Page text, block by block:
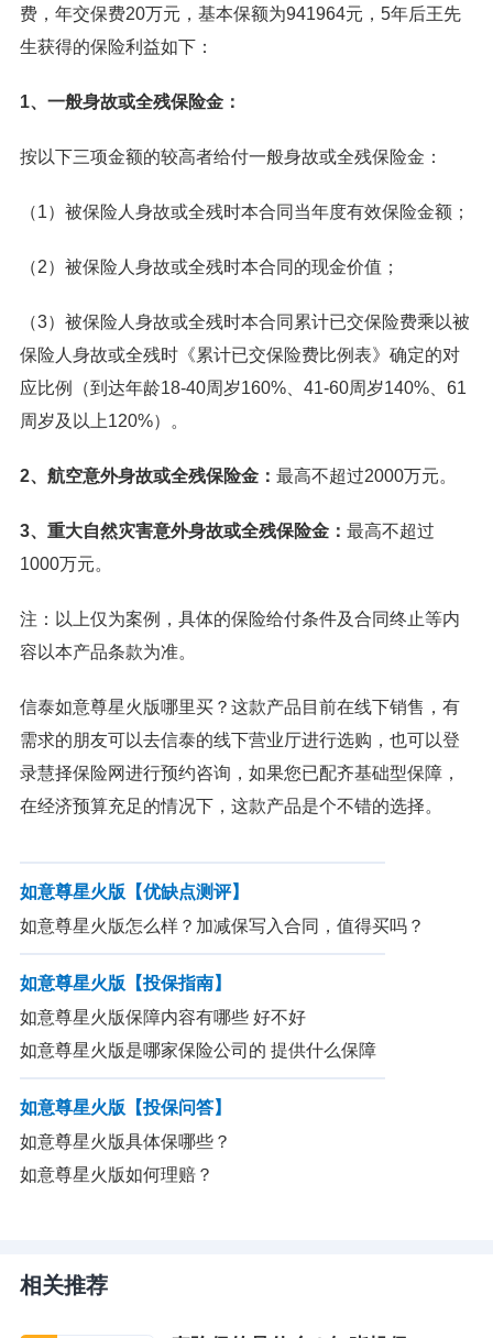
费，年交保费20万元，基本保额为941964元，5年后王先
生获得的保险利益如下：
1、一般身故或全残保险金：
按以下三项金额的较高者给付一般身故或全残保险金：
（1）被保险人身故或全残时本合同当年度有效保险金额；
（2）被保险人身故或全残时本合同的现金价值；
（3）被保险人身故或全残时本合同累计已交保险费乘以被
保险人身故或全残时《累计已交保险费比例表》确定的对
应比例（到达年龄18-40周岁160%、41-60周岁140%、61
周岁及以上120%）。
2、航空意外身故或全残保险金： 最高不超过2000万元。
3、重大自然灾害意外身故或全残保险金： 最高不超过
1000万元。
注：以上仅为案例，具体的保险给付条件及合同终止等内
容以本产品条款为准。
信泰如意尊星火版哪里买？这款产品目前在线下销售，有
需求的朋友可以去信泰的线下营业厅进行选购，也可以登
录慧择保险网进行预约咨询，如果您已配齐基础型保障，
在经济预算充足的情况下，这款产品是个不错的选择。
如意尊星火版【优缺点测评】
如意尊星火版怎么样？加减保写入合同，值得买吗？
如意尊星火版【投保指南】
如意尊星火版保障内容有哪些 好不好
如意尊星火版是哪家保险公司的 提供什么保障
如意尊星火版【投保问答】
如意尊星火版具体保哪些？
如意尊星火版如何理赔？
相关推荐